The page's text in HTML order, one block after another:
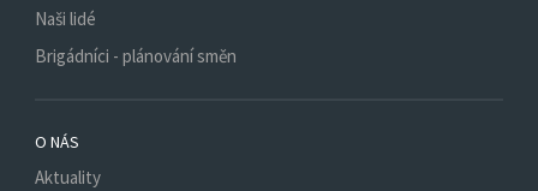
Naši lidé
Brigádníci - plánování směn
O NÁS
Aktuality